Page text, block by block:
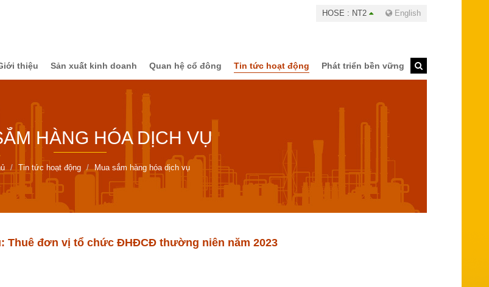
HOSE : NT2 English
thiệu Sản xuất kinh doanh Quan hệ cổ đông Tin tức hoạt động Phát triển bền vững
HÀNG HÓA DỊCH VỤ
Tin tức hoạt động Mua sắm hàng hóa dịch vụ
Thuê đơn vị tổ chức ĐHĐCĐ thường niên năm 2023